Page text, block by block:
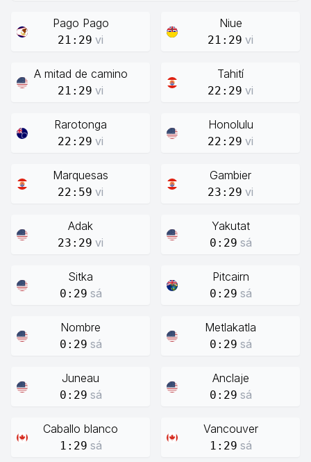
Pago Pago
21:29 vi
Niue
21:29 vi
A mitad de camino
21:29 vi
Tahití
22:29 vi
Rarotonga
22:29 vi
Honolulu
22:29 vi
Marquesas
22:59 vi
Gambier
23:29 vi
Adak
23:29 vi
Yakutat
0:29 sá
Sitka
0:29 sá
Pitcairn
0:29 sá
Nombre
0:29 sá
Metlakatla
0:29 sá
Juneau
0:29 sá
Anclaje
0:29 sá
Caballo blanco
1:29 sá
Vancouver
1:29 sá